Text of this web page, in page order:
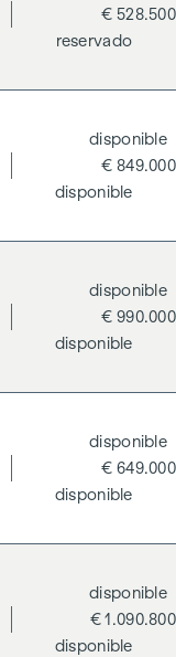
€ 528.500
reservado
€ 849.000
disponible
disponible
€ 990.000
disponible
disponible
€ 649.000
disponible
disponible
€ 1.090.800
disponible
disponible